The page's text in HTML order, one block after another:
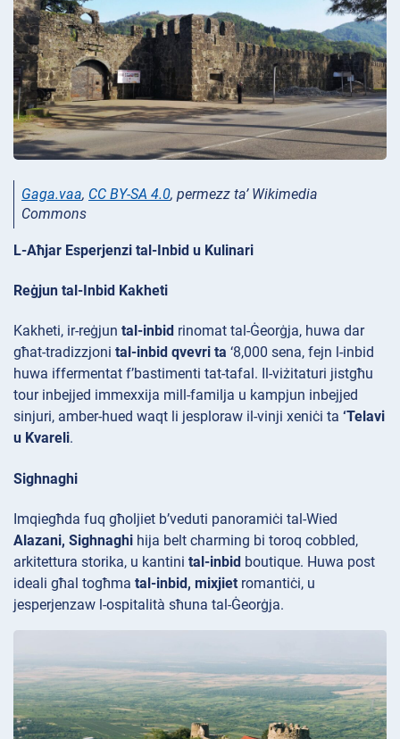
Gaga.vaa, CC BY-SA 4.0, permezz ta’ Wikimedia
Commons
L-Aħjar Esperjenzi tal-Inbid u Kulinari
Reġjun tal-Inbid Kakheti
Kakheti, ir-reġjun tal-inbid rinomat tal-Ġeorġja, huwa dar
għat-tradizzjoni tal-inbid qvevri ta ‘8,000 sena, fejn l-inbid
huwa iffermentat f’bastimenti tat-tafal. Il-viżitaturi jistgħu
tour inbejjed immexxija mill-familja u kampjun inbejjed
sinjuri, amber-hued waqt li jesploraw il-vinji xeniċi ta ‘Telavi
u Kvareli.
Sighnaghi
Imqiegħda fuq għoljiet b’veduti panoramiċi tal-Wied
Alazani, Sighnaghi hija belt charming bi toroq cobbled,
arkitettura storika, u kantini tal-inbid boutique. Huwa post
ideali għal togħma tal-inbid, mixjiet romantiċi, u
jesperjenzaw l-ospitalità sħuna tal-Ġeorġja.